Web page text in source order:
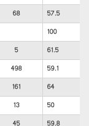
68 57.5
100
5 61.5
498 59.1
161 64
13 50
45 59.8